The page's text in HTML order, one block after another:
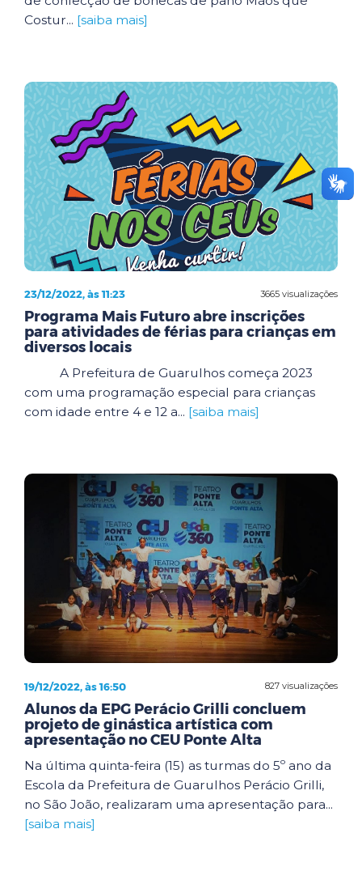
Costur... [saiba mais]
3665 visualizações
23/12/2022, às 11:23
Programa Mais Futuro abre inscrições
para atividades de férias para crianças em
diversos locais
A Prefeitura de Guarulhos começa 2023
com uma programação especial para crianças
com idade entre 4 e 12 a... [saiba mais]
827 visualizações
19/12/2022, às 16:50
Alunos da EPG Perácio Grilli concluem
projeto de ginástica artística com
apresentação no CEU Ponte Alta
Na última quinta-feira (15) as turmas do 5º ano da
Escola da Prefeitura de Guarulhos Perácio Grilli,
no São João, realizaram uma apresentação para...
[saiba mais]